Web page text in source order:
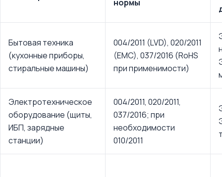
нормы
Бытовая техника
(кухонные приборы,
стиральные машины)
004/2011 (LVD), 020/2011
(EMC), 037/2016 (RoHS
при применимости)
Электротехническое
оборудование (щиты,
ИБП, зарядные
станции)
004/2011, 020/2011,
037/2016; при
необходимости
010/2011